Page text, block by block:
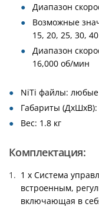
Диапазон
Возможные
15, 20, 25, 30,
Диапазон
16,000 об/мин
NiTi файлы: любые
Габариты
Вес: 1.8 кг
Комплектация:
1 x Система
встроенным,
включающая в